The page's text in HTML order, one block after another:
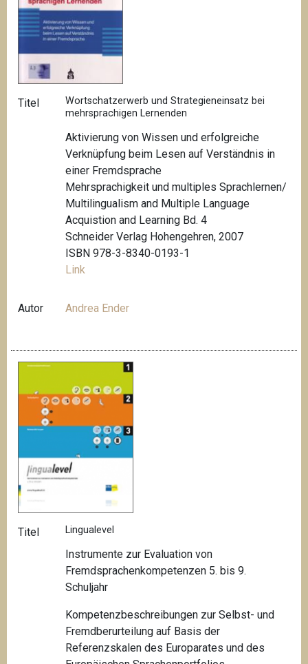
Titel
Wortschatzerwerb und Strategieneinsatz bei
mehrsprachigen Lernenden
Aktivierung von Wissen und erfolgreiche
Verknüpfung beim Lesen auf Verständnis in
einer Fremdsprache
Mehrsprachigkeit und multiples Sprachlernen/
Multilingualism and Multiple Language
Acquistion and Learning Bd. 4
Schneider Verlag Hohengehren, 2007
ISBN 978-3-8340-0193-1
Link
Autor Andrea Ender
Titel Lingualevel
Instrumente zur Evaluation von
Fremdsprachenkompetenzen 5. bis 9.
Schuljahr
Kompetenzbeschreibungen zur Selbst- und
Fremdberurteilung auf Basis der
Referenzskalen des Europarates und des